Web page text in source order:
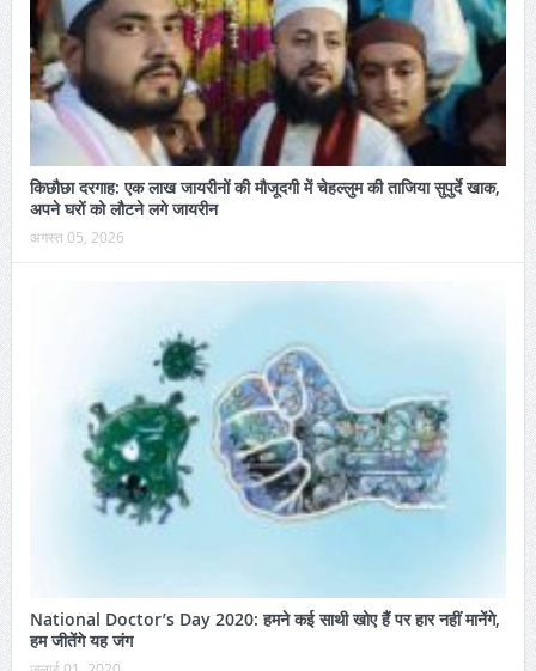
किछौछा दरगाह: एक लाख जायरीनों की मौजूदगी में चेहल्लुम की ताजिया सुपुर्दे खाक,
अपने घरों को लौटने लगे जायरीन
अगस्त 05, 2026
National Doctor’s Day 2020: हमने कई साथी खोए हैं पर हार नहीं मानेंगे,
हम जीतेंगे यह जंग